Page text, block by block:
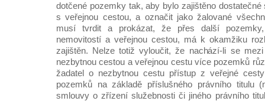
dotčené pozemky tak, aby bylo zajištěno dostatečné
s veřejnou cestou, a označit jako žalované
musí tvrdit a prokázat, že přes další
nemovitostí a veřejnou cestou, má k okamžiku
zajištěn. Nelze totiž vyloučit, že nachází-li se
nezbytnou cestou a veřejnou cestu více pozemků
žadatel o nezbytnou cestu přístup z veřejné
pozemků na základě příslušného právního titulu
smlouvy o zřízení služebnosti či jiného právního